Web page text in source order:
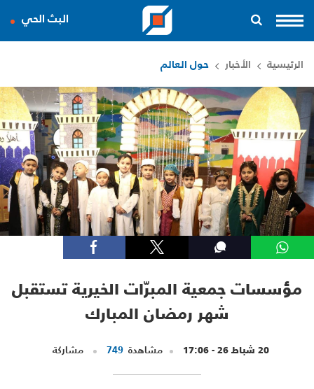
البث الحي
الرئيسية الأخبار حول العالم
مؤسسات جمعية المبرّات الخيرية تستقبل
شهر رمضان المبارك
20 شباط 26 - 17:06 مشاهدة 749 مشاركة